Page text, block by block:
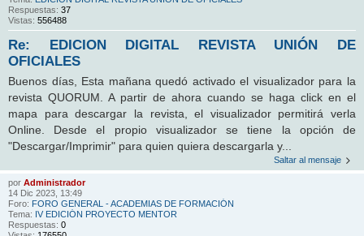
Respuestas: 37
Vistas: 556488
Re: EDICION DIGITAL REVISTA UNIÓN DE
OFICIALES
Buenos días, Esta mañana quedó activado el visualizador para la
revista QUORUM. A partir de ahora cuando se haga click en el
mapa para descargar la revista, el visualizador permitirá verla
Online. Desde el propio visualizador se tiene la opción de
"Descargar/Imprimir" para quien quiera descargarla y...
Saltar al mensaje
por Administrador
14 Dic 2023, 13:49
Foro: FORO GENERAL - ACADEMIAS DE FORMACIÓN
Tema: IV EDICIÓN PROYECTO MENTOR
Respuestas: 0